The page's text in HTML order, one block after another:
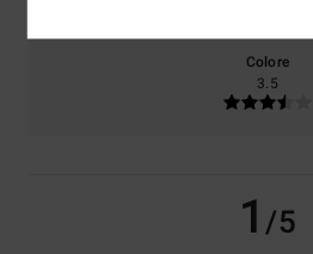
Colore
3.5
1/5